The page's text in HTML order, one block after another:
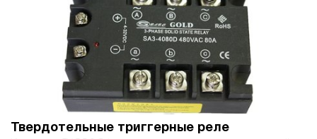
Твердотельные триггерные реле